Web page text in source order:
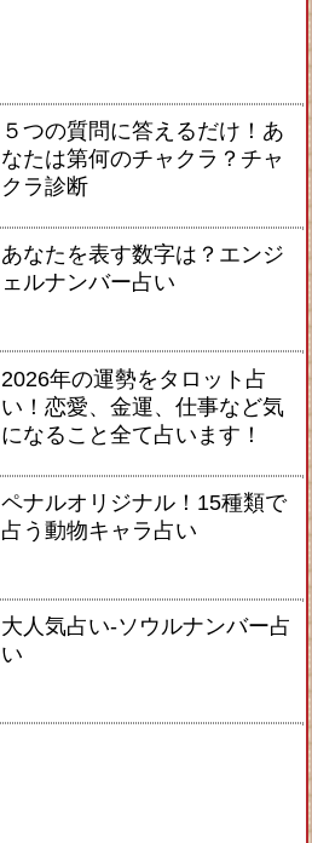
５つの質問に答えるだけ！あ
なたは第何のチャクラ？チャ
クラ診断
あなたを表す数字は？エンジ
ェルナンバー占い
2026年の運勢をタロット占
い！恋愛、金運、仕事など気
になること全て占います！
ペナルオリジナル！15種類で
占う動物キャラ占い
大人気占い-ソウルナンバー占
い